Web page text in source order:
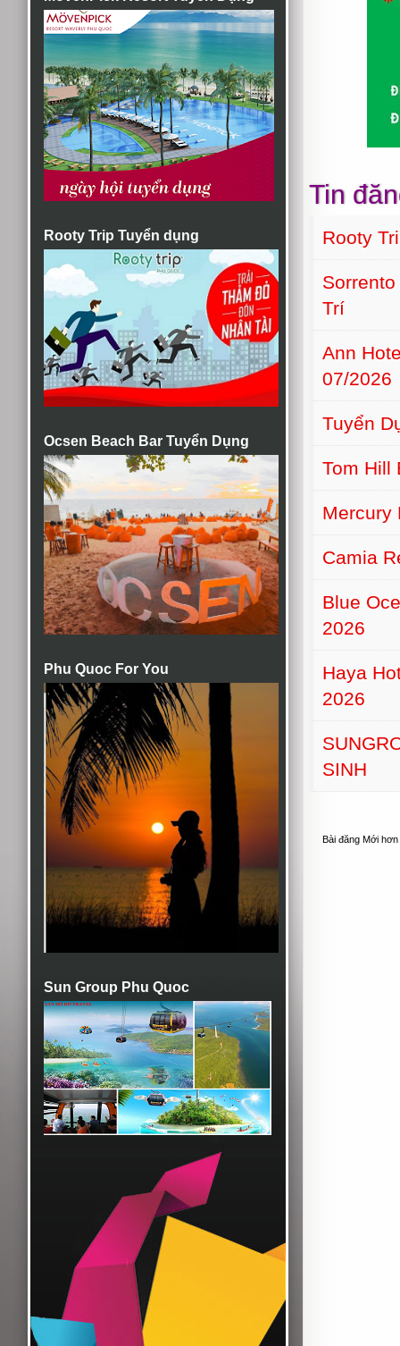
Rooty Trip Tuyển dụng
Ocsen Beach Bar Tuyển Dụng
Phu Quoc For You
Sun Group Phu Quoc
Tin
Rooty
Trí
Ann
07/2026
Tuyển
Tom Hill
Mercury
Camia
Blue
2026
Haya
2026
SINH
Bài đăng Mới hơn